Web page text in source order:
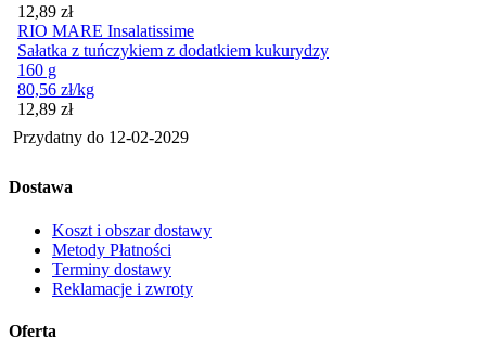
Cena
12,89 zł
RIO MARE Insalatissime
Sałatka z tuńczykiem z dodatkiem kukurydzy
160 g
80,56 zł/kg
Cena
12,89 zł
Przydatny do 12-02-2029
Dostawa
Koszt i obszar dostawy
Metody Płatności
Terminy dostawy
Reklamacje i zwroty
Oferta